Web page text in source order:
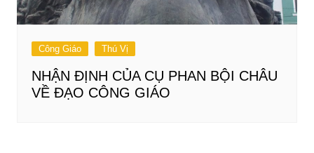
Công Giáo Thú Vị
NHẬN ĐỊNH CỦA CỤ PHAN BỘI CHÂU
VỀ ĐẠO CÔNG GIÁO